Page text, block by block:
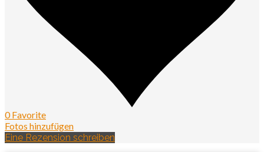
0 Favorite
Fotos hinzufügen
Eine Rezension schreiben